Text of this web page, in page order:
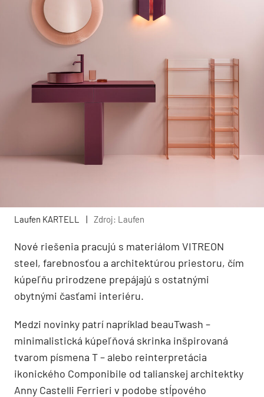
Laufen KARTELL | Zdroj: Laufen
Nové riešenia pracujú s materiálom VITREON
steel, farebnosťou a architektúrou priestoru, čím
kúpeľňu prirodzene prepájajú s ostatnými
obytnými časťami interiéru.
Medzi novinky patrí napríklad beauTwash –
minimalistická kúpeľňová skrinka inšpirovaná
tvarom písmena T – alebo reinterpretácia
ikonického Componibile od talianskej architektky
Anny Castelli Ferrieri v podobe stĺpového